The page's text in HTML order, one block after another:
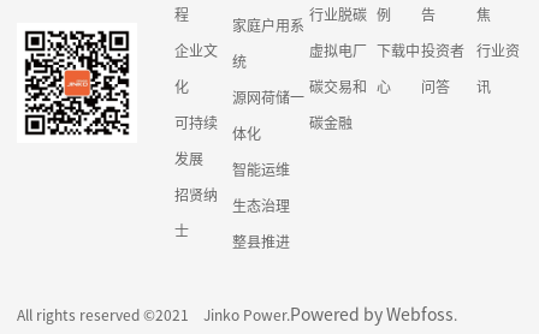
程
企业文
化
可持续
发展
招贤纳
士
家庭户用系
统
源网荷储一
体化
智能运维
生态治理
整县推进
行业脱碳
虚拟电厂
碳交易和
碳金融
例
下载中
心
告
投资者
问答
焦
行业资
讯
All rights reserved ©2021 Jinko Power.Powered by Webfoss.